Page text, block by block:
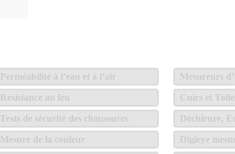
Perméabilité à l’eau et à l’air Mesureurs
Résistance au feu Cuirs et
Tests de sécurité des chaussures Déchirure,
Mesure de la couleur Digieye